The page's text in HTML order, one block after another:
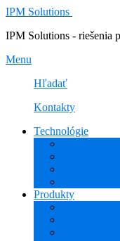
IPM Solutions
IPM Solutions - riešenia
Menu
Hľadať
Kontakty
Technológie
Produkty